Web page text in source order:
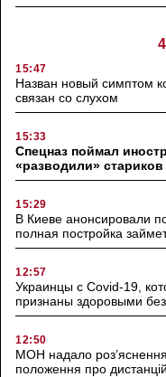
15:47
Назван новый симптом
связан со слухом
15:33
Спецназ поймал
«разводили»
15:29
В Киеве анонсировали
полная постройка
12:57
Украинцы с Covid-19,
признаны здоровыми
12:50
МОН надало
положення про